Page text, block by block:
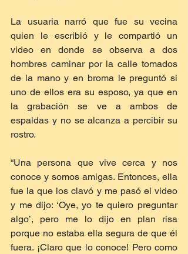
La usuaria narró que fue su vecina
quien le escribió y le compartió un
video en donde se observa a dos
hombres caminar por la calle tomados
de la mano y en broma le preguntó si
uno de ellos era su esposo, ya que en
la grabación se ve a ambos de
espaldas y no se alcanza a percibir su
rostro.
“Una persona que vive cerca y nos
conoce y somos amigas. Entonces, ella
fue la que los clavó y me pasó el video
y me dijo: ‘Oye, yo te quiero preguntar
algo’, pero me lo dijo en plan risa
porque no estaba ella segura de que él
fuera. ¡Claro que lo conoce! Pero como